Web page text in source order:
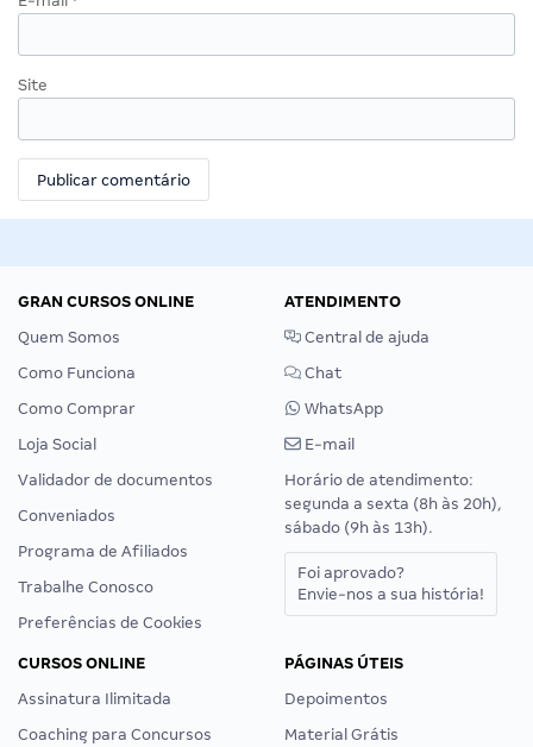
Site
GRAN CURSOS ONLINE
Quem Somos
Como Funciona
Como Comprar
Loja Social
Validador de documentos
Conveniados
Programa de Afiliados
Trabalhe Conosco
Preferências de Cookies
ATENDIMENTO
Central de ajuda
Chat
WhatsApp
E-mail
Horário de atendimento:
segunda a sexta (8h às 20h),
sábado (9h às 13h).
Foi aprovado?
Envie-nos a sua história!
CURSOS ONLINE
Assinatura Ilimitada
Coaching para Concursos
PÁGINAS ÚTEIS
Depoimentos
Material Grátis